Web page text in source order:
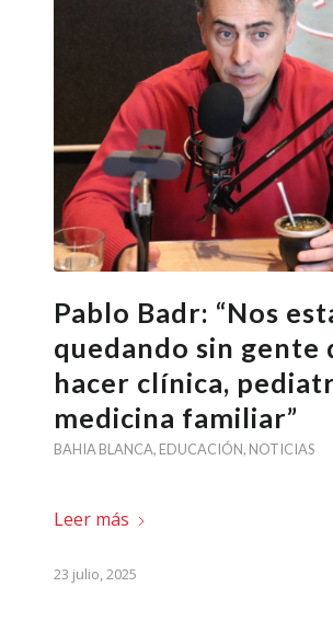
Pablo Badr: “Nos
quedando sin gente
hacer clínica,
medicina familiar”
BAHIA BLANCA, EDUCACIÓN, NOTICIAS
Leer más
23 julio, 2025